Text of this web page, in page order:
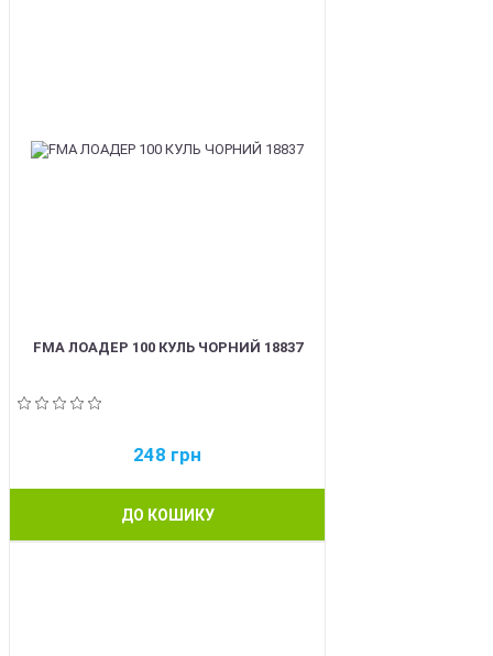
FMA ЛОАДЕР 100 КУЛЬ ЧОРНИЙ 18837
248 грн
ДО КОШИКУ